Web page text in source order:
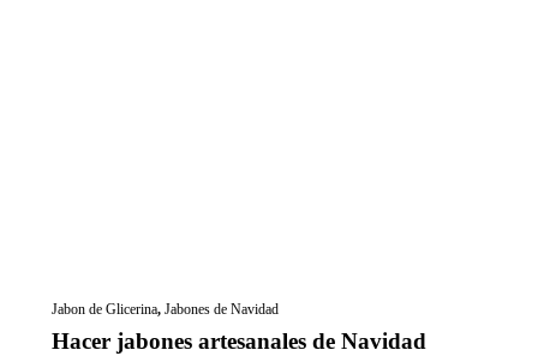
Jabon de Glicerina, Jabones de Navidad
Hacer jabones artesanales de Navidad